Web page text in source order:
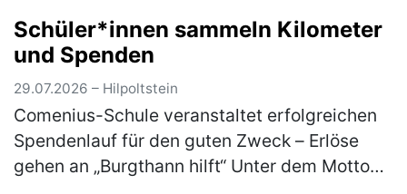
Souvenirs, Einkäufe, Genussmittel (z.B…
(mehr)
Schüler*innen sammeln Kilometer
und Spenden
29.07.2026 – Hilpoltstein
Comenius-Schule veranstaltet erfolgreichen
Spendenlauf für den guten Zweck – Erlöse
gehen an „Burgthann hilft“ Unter dem Motto